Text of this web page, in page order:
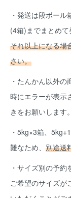
・発送は段ボー
(4箱)までまとめて
それ以上になる場
さい。
・たんかん以外
時にエラーが表示
きをお願いします。
・5kg×3箱、
難なため、 別途送
・サイズ別の予
ご希望のサイズが